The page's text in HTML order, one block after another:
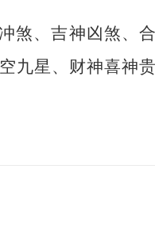
煞、吉神凶煞、
九星、财神喜神